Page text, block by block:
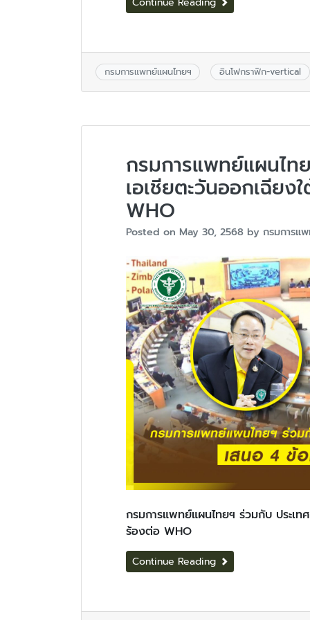
กรมการแพทย์แผนไทยฯ อินโฟกราฟิก-vertical
กรมการแพทย์แผนไท
เอเชียตะวันออกเฉีย
WHO
Posted on May 30, 2568 by กรมการแ
กรมการแพทย์แผนไทยฯ ร่วมกับ ประเท
ร้องต่อ WHO
Continue Reading